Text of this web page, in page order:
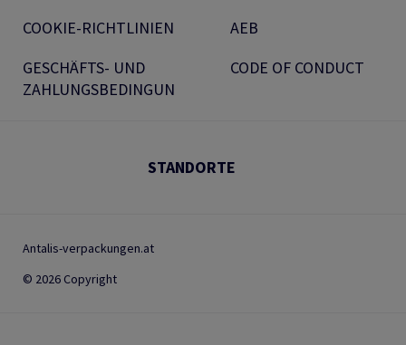
COOKIE-RICHTLINIEN
GESCHÄFTS- UND
ZAHLUNGSBEDINGUN
AEB
CODE OF CONDUCT
STANDORTE
Antalis-verpackungen.at
© 2026 Copyright